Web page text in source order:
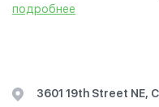
Pakistani/East Indian
подробнее
3601 19th Street NE,